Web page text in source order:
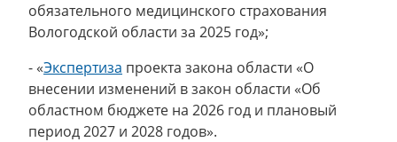
обязательного медицинского страхования
Вологодской области за 2025 год»;
- «Экспертиза проекта закона области «О
внесении изменений в закон области «Об
областном бюджете на 2026 год и плановый
период 2027 и 2028 годов».